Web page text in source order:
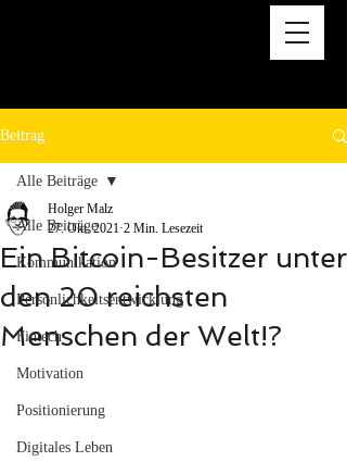
Beitrag
Alle Beiträge
Kommunikation
Persönlichkeitsentwicklung
Fintech
Motivation
Positionierung
Digitales Leben
Alle Beiträge
Ein Bitcoin-Besitzer unter
den 20 reichsten
Menschen der Welt!?
Holger Malz
27. Okt. 2021 2 Min. Lesezeit